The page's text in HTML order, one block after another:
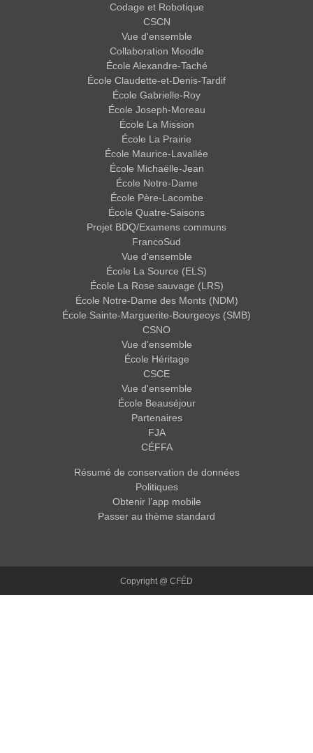
Codage et Robotique
CSCN
Vue d'ensemble
Collaboration Moodle
École Alexandre-Taché
École Claudette-et-Denis-Tardif
École Gabrielle-Roy
École Joseph-Moreau
École La Mission
École La Prairie
École Maurice-Lavallée
École Michaëlle-Jean
École Notre-Dame
École Père-Lacombe
École Quatre-Saisons
Projet BDQ/Examens communs
FrancoSud
Vue d'ensemble
École La Source (ELS)
École La Rose sauvage (LRS)
École Notre-Dame des Monts (NDM)
École Sainte-Marguerite-Bourgeoys (SMB)
CSNO
Vue d'ensemble
École Héritage
CSCE
Vue d'ensemble
École Beauséjour
Partenaires
FJA
CÉFFA
Résumé de conservation de données
Politiques
Obtenir l’app mobile
Passer au thème standard
Copyright @ CFÉD